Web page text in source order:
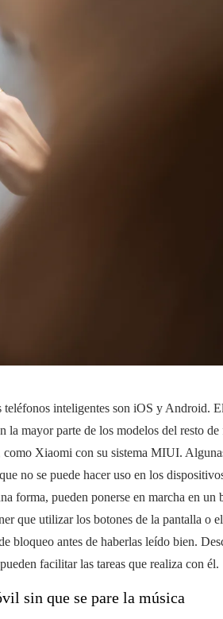
teléfonos inteligentes son iOS y Android.
mayor parte de los modelos del resto de
Xiaomi con su sistema MIUI.
no se puede hacer uso en los
forma, pueden ponerse en marcha en un
que utilizar los botones de la pantalla o
bloqueo antes de haberlas leído bien.
facilitar las tareas que realiza con él.
sin que se pare la música